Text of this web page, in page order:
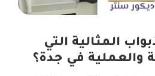
المثالية التي
والعملية في جدة؟